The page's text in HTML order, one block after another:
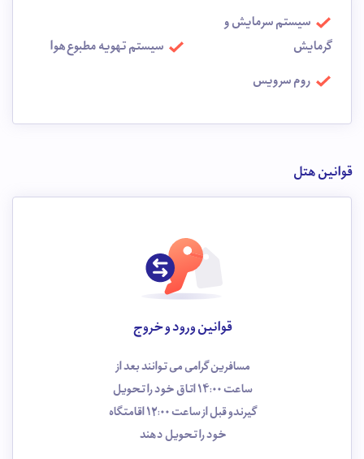
سیستم سرمایش و
گرمایش
سیستم تهویه مطبوع هوا
روم سرویس
قوانین هتل
قوانین ورود و خروج
مسافرین گرامی می توانند بعد از
ساعت 14:00 اتاق خود را تحویل
گیرندو قبل از ساعت 12:00 اقامتگاه
خود را تحویل دهند